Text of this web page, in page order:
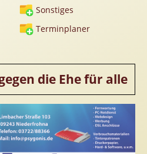
Sonstiges
Terminplaner
die Ehe für alle